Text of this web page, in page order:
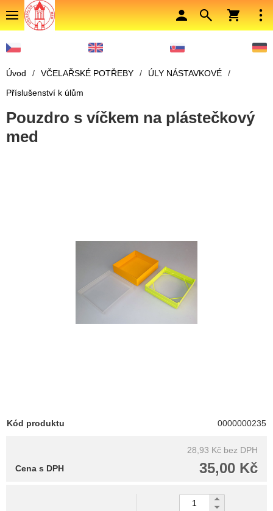
Úvod / VČELAŘSKÉ POTŘEBY / ÚLY NÁSTAVKOVÉ
/
Příslušenství k úlům
Pouzdro s víčkem na plástečkový
med
Kód produktu 0000000235
28,93 Kč bez DPH
35,00 Kč
Cena s DPH